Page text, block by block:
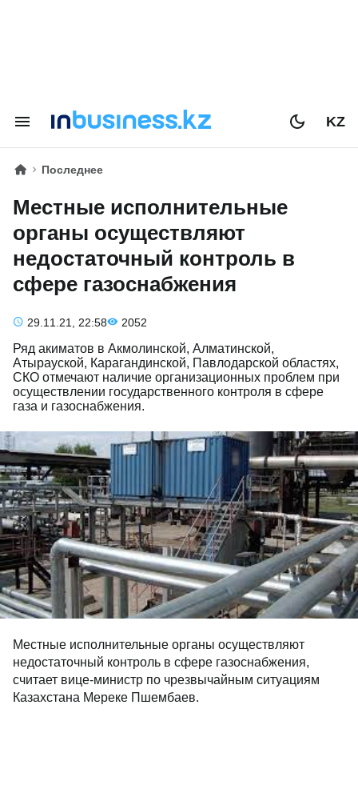
KZ
Последнее
Местные исполнительные
органы осуществляют
недостаточный контроль в
сфере газоснабжения
29.11.21, 22:58 2052
Ряд акиматов в Акмолинской, Алматинской,
Атырауской, Карагандинской, Павлодарской областях,
СКО отмечают наличие организационных проблем при
осуществлении государственного контроля в сфере
газа и газоснабжения.
Местные исполнительные органы осуществляют
недостаточный контроль в сфере газоснабжения,
считает вице-министр по чрезвычайным ситуациям
Казахстана Мереке Пшембаев.